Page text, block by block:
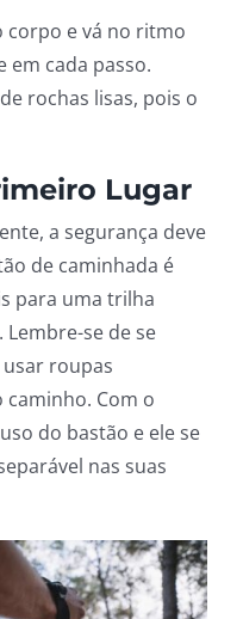
corpo e vá no ritmo
em cada passo.
rochas lisas, pois o
Lugar
a segurança deve
de caminhada é
para uma trilha
se de se
roupas
Com o
do bastão e ele se
nas suas